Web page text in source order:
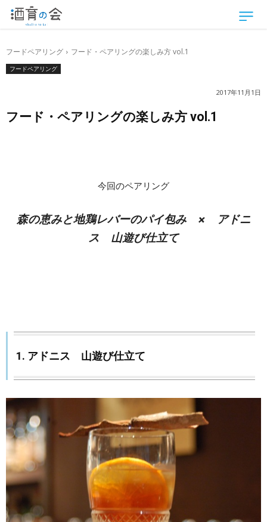
フードペアリング フード・ペアリングの楽しみ方 vol.1
フードペアリング
2017年11月1日
フード・ペアリングの楽しみ方 vol.1
今回のペアリング
森の恵みと地鶏レバーのパイ包み × アドニ
ス 山遊び仕立て
1. アドニス 山遊び仕立て